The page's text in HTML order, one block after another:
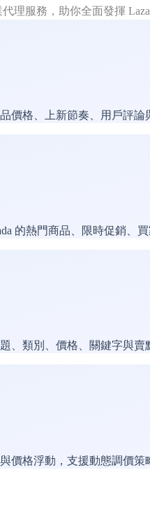
代理服務，助你全面發揮
價格、上新節奏、用戶評
的熱門商品、限時促銷
、類別、價格、關鍵字與
價格浮動，支援動態調價